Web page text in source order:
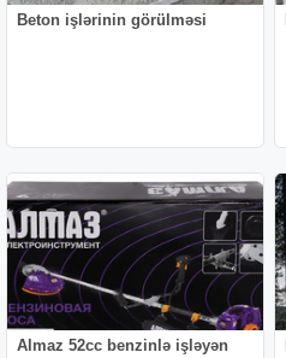
Beton işlərinin görülməsi
Almaz 52cc benzinlə işləyən